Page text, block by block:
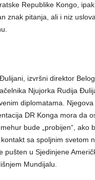
Republike Kongo,
znak pitanja, ali i niz
izvršni direktor
Njujorka Rudija
diplomatama.
DR Konga mora da
bude „probijen“, ako
sa spoljnim svetom
pušten u Sjedinjene
Mundijalu.